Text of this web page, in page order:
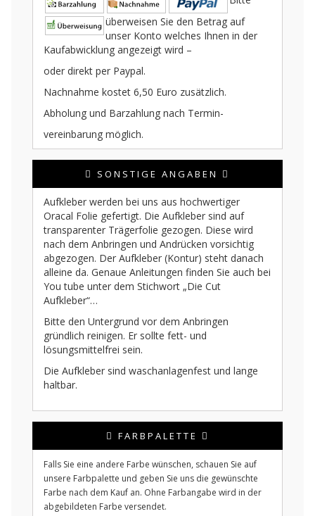
überweisen Sie den Betrag auf
unser Konto welches Ihnen in der
Kaufabwicklung angezeigt wird –
oder direkt per Paypal.
Nachnahme kostet 6,50 Euro zusätzlich.
Abholung und Barzahlung nach Termin-
vereinbarung möglich.
SONSTIGE ANGABEN
Aufkleber werden bei uns aus hochwertiger
Oracal Folie gefertigt. Die Aufkleber sind auf
transparenter Trägerfolie gezogen. Diese wird
nach dem Anbringen und Andrücken vorsichtig
abgezogen. Der Aufkleber (Kontur) steht danach
alleine da. Genaue Anleitungen finden Sie auch bei
You tube unter dem Stichwort „Die Cut
Aufkleber“…
Bitte den Untergrund vor dem Anbringen
gründlich reinigen. Er sollte fett- und
lösungsmittelfrei sein.
Die Aufkleber sind waschanlagenfest und lange
haltbar.
FARBPALETTE
Falls Sie eine andere Farbe wünschen, schauen Sie auf
unsere Farbpalette und geben Sie uns die gewünschte
Farbe nach dem Kauf an. Ohne Farbangabe wird in der
abgebildeten Farbe versendet.